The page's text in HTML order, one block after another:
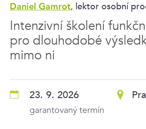
Daniel Gamrot, lektor osobní
Intenzivní školení
pro dlouhodobé
mimo ni
23. 9. 2026
garantovaný termín